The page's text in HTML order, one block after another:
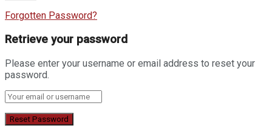
Forgotten Password?
Retrieve your password
Please enter your username or email address to reset your
password.